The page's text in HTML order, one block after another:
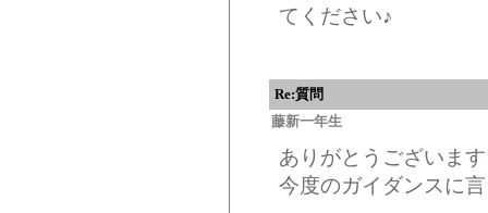
てください♪
Re:質問
藤新一年生
ありがとうございま
今度のガイダンスに